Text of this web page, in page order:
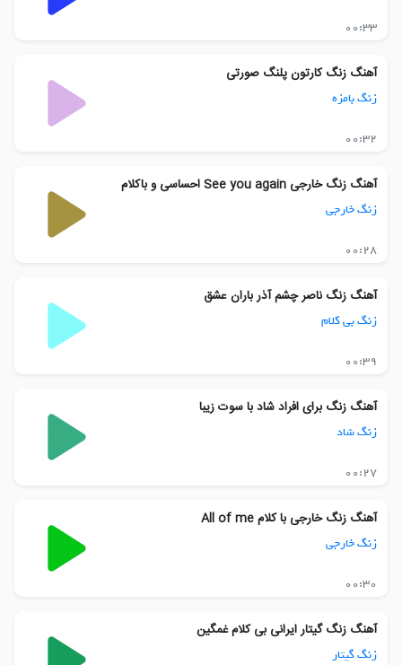
00:33
آهنگ زنگ کارتون پلنگ صورتی
زنگ بامزه
00:32
آهنگ زنگ خارجی See you again احساسی و باکلام
زنگ خارجی
00:28
آهنگ زنگ ناصر چشم آذر باران عشق
زنگ بی کلام
00:39
آهنگ زنگ برای افراد شاد با سوت زیبا
زنگ شاد
00:27
آهنگ زنگ خارجی با کلام All of me
زنگ خارجی
00:30
آهنگ زنگ گیتار ایرانی بی کلام غمگین
زنگ گیتار